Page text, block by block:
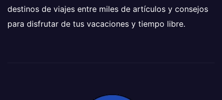
destinos de viajes entre miles de artículos y consejos
para disfrutar de tus vacaciones y tiempo libre.